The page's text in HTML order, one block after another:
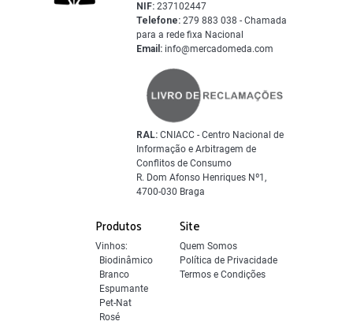
Produtos
Vinhos:
Biodinâmico
Branco
Espumante
Pet-Nat
Rosé
Site
Quem Somos
Política de Privacidade
Termos e Condições
NIF: 237102447
Telefone: 279 883 038 - Chamada
para a rede fixa Nacional
Email: info@mercadomeda.com
RAL: CNIACC - Centro Nacional de
Informação e Arbitragem de
Conflitos de Consumo
R. Dom Afonso Henriques Nº1,
4700-030 Braga